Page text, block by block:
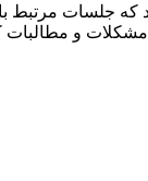
که جلسات مرتبط
مشکلات و